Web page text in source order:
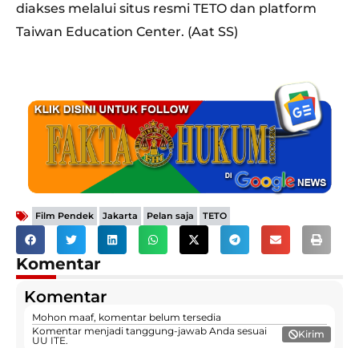
diakses melalui situs resmi TETO dan platform
Taiwan Education Center. (Aat SS)
Film Pendek Jakarta Pelan saja TETO
Komentar
Komentar
Mohon maaf, komentar belum tersedia
Komentar menjadi tanggung-jawab Anda sesuai
UU ITE.
Kirim